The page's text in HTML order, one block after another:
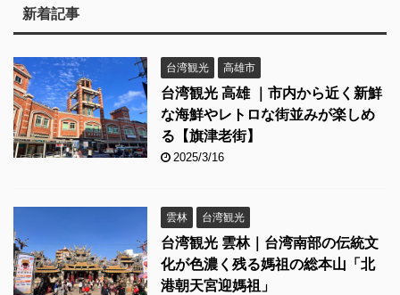
新着記事
台湾観光 高雄市
台湾観光 高雄 ｜市内から近く新鮮
な海鮮やレトロな街並みが楽しめ
る【旗津老街】
2025/3/16
雲林 台湾観光
台湾観光 雲林｜台湾南部の伝統文
化が色濃く残る媽祖の総本山「北
港朝天宮迎媽祖」